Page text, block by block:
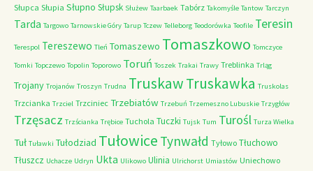
Słupca Słupia Słupno Słupsk Służew Taarbaek Tabórz Takomyśle Tantow Tarczyn
Tarda Targowo Tarnowskie Góry Tarup Tczew Telleborg Teodorówka Teofile Teresin
Terespol Tereszewo Tleń Tomaszewo Tomaszkowo Tomczyce
Tomki Topczewo Topolin Toporowo Toruń Toszek Trakai Trawy Treblinka Trląg
Trojany Trojanów Troszyn Trudna TruskawTruskawka Truskolas
Trzcianka Trzciel Trzciniec Trzebiatów Trzebuń Trzemeszno Lubuskie Trzygłów
Trzęsacz Trzścianka Trębice Tuchola Tuczki Tujsk Tum Turośl Turza Wielka
Tuł Tuławki Tułodziad Tułowice Tynwałd Tyłowo Tłuchowo
Tłuszcz Uchacze Udryn Ukta Ulikowo Ulinia Ulrichorst Umiastów Uniechowo